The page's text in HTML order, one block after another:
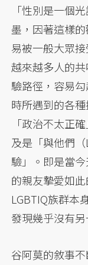
「性別是一個
墨，因著這樣
易被一般大眾
越來越多人的
驗路徑，容易
時所遇到的各
「政治不太正
及是「與他們
驗」。即是當
的親友摯愛如
LGBTIQ族群本
發現幾乎沒有
谷阿莫的敘事